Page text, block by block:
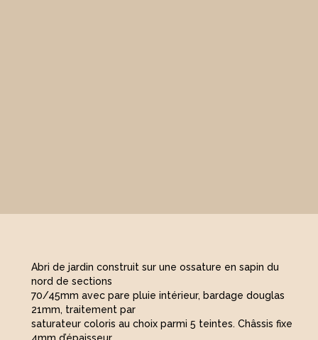
Abri de jardin construit sur une ossature en sapin du
nord de sections
70/45mm avec pare pluie intérieur, bardage douglas
21mm, traitement par
saturateur coloris au choix parmi 5 teintes. Châssis fixe